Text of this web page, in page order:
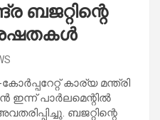
ബജറ്റിന്റെ
കാര്യ മന്ത്രി
ഇന്ന് പാർലമെന്റിൽ
ബജറ്റിന്റെ